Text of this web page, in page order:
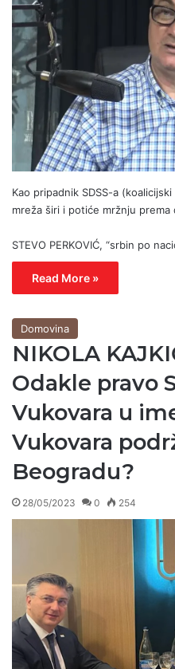
Kao pripadnik SDSS-a
mreža širi i potiće mržnju prema
STEVO PERKOVIĆ, “srbin po
Read More »
Domovina
NIKOLA
Odakle pravo
Vukovara u
Vukovara
Beogradu?
28/05/2023 0 254